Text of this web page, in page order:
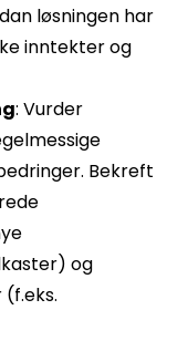
løsningen har
inntekter og
: Vurder
Bekreft
og